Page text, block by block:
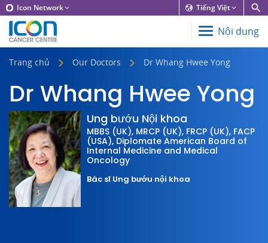
Icon Network Tiếng Việt
Nội dung
Trang chủ Our Doctors Dr Whang Hwee Yong
Dr Whang Hwee Yong
Ung bướu Nội khoa
MBBS (UK), MRCP (UK), FRCP (UK), FACP
(USA), Diplomate American Board of
Internal Medicine and Medical
Oncology
Bác sĩ Ung bướu nội khoa